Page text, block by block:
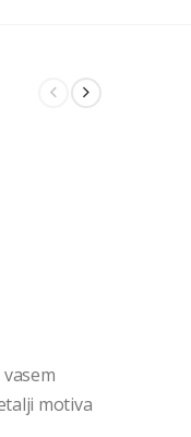
motiva